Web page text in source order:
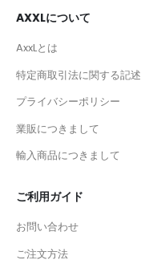
AXXLについて
AxxLとは
特定商取引法に関する記述
プライバシーポリシー
業販につきまして
輸入商品につきまして
ご利用ガイド
お問い合わせ
ご注文方法